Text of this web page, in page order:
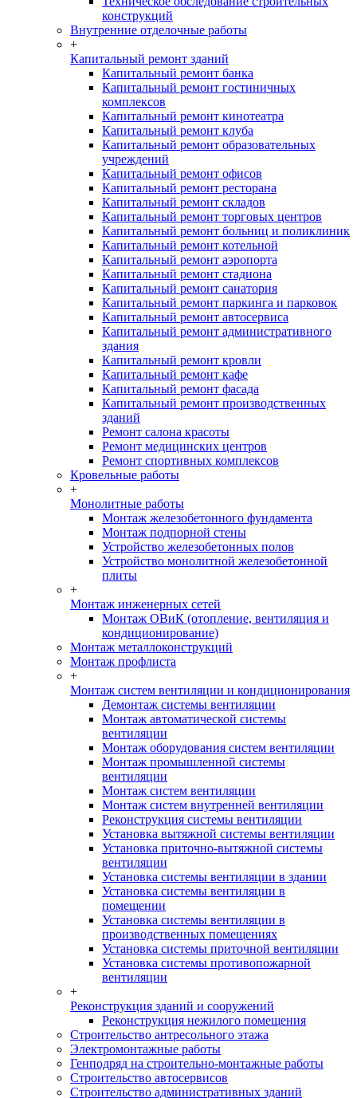
конструкций
Внутренние отделочные работы
+
Капитальный ремонт зданий
Капитальный ремонт банка
Капитальный ремонт гостиничных
комплексов
Капитальный ремонт кинотеатра
Капитальный ремонт клуба
Капитальный ремонт образовательных
учреждений
Капитальный ремонт офисов
Капитальный ремонт ресторана
Капитальный ремонт складов
Капитальный ремонт торговых центров
Капитальный ремонт больниц и поликлиник
Капитальный ремонт котельной
Капитальный ремонт аэропорта
Капитальный ремонт стадиона
Капитальный ремонт санатория
Капитальный ремонт паркинга и парковок
Капитальный ремонт автосервиса
Капитальный ремонт административного
здания
Капитальный ремонт кровли
Капитальный ремонт кафе
Капитальный ремонт фасада
Капитальный ремонт производственных
зданий
Ремонт салона красоты
Ремонт медицинских центров
Ремонт спортивных комплексов
Кровельные работы
+
Монолитные работы
Монтаж железобетонного фундамента
Монтаж подпорной стены
Устройство железобетонных полов
Устройство монолитной железобетонной
плиты
+
Монтаж инженерных сетей
Монтаж ОВиК (отопление, вентиляция и
кондиционирование)
Монтаж металлоконструкций
Монтаж профлиста
+
Монтаж систем вентиляции и кондиционирования
Демонтаж системы вентиляции
Монтаж автоматической системы
вентиляции
Монтаж оборудования систем вентиляции
Монтаж промышленной системы
вентиляции
Монтаж систем вентиляции
Монтаж систем внутренней вентиляции
Реконструкция системы вентиляции
Установка вытяжной системы вентиляции
Установка приточно-вытяжной системы
вентиляции
Установка системы вентиляции в здании
Установка системы вентиляции в
помещении
Установка системы вентиляции в
производственных помещениях
Установка системы приточной вентиляции
Установка системы противопожарной
вентиляции
+
Реконструкция зданий и сооружений
Реконструкция нежилого помещения
Строительство антресольного этажа
Электромонтажные работы
Генподряд на строительно-монтажные работы
Строительство автосервисов
Строительство административных зданий